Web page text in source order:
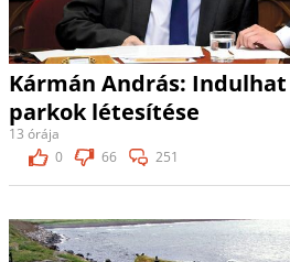
Kármán András:
parkok létesítése
13 órája
0
66 251